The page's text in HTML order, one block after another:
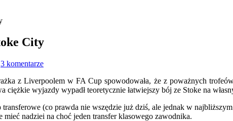
City
3 komentarze
z Liverpoolem w FA Cup spowodowała, że z poważnych
wyjazdy wypadł teoretycznie łatwiejszy bój ze Stoke na
(co prawda nie wszędzie już dziś, ale jednak w
nadziei na choć jeden transfer klasowego zawodnika.